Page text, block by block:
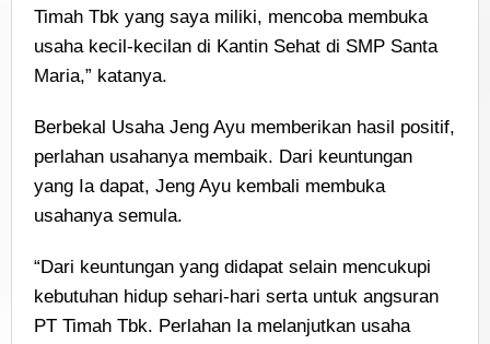
Timah Tbk yang saya miliki, mencoba membuka
usaha kecil-kecilan di Kantin Sehat di SMP Santa
Maria,” katanya.
Berbekal Usaha Jeng Ayu memberikan hasil positif,
perlahan usahanya membaik. Dari keuntungan
yang Ia dapat, Jeng Ayu kembali membuka
usahanya semula.
“Dari keuntungan yang didapat selain mencukupi
kebutuhan hidup sehari-hari serta untuk angsuran
PT Timah Tbk. Perlahan Ia melanjutkan usaha